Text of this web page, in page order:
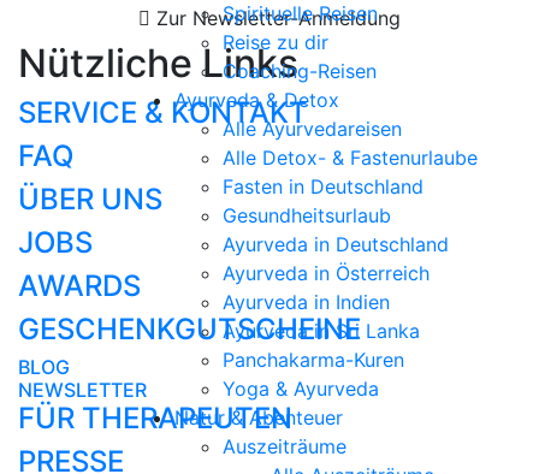
Spirituelle Reisen
Reise zu dir
Coaching-Reisen
Ayurveda & Detox
Alle Ayurvedareisen
Alle Detox- & Fastenurlaube
Fasten in Deutschland
Gesundheitsurlaub
Ayurveda in Deutschland
Ayurveda in Österreich
Ayurveda in Indien
Ayurveda in Sri Lanka
Panchakarma-Kuren
Yoga & Ayurveda
Natur & Abenteuer
Auszeiträume
Zur Newsletter-Anmeldung
Nützliche Links
SERVICE & KONTAKT
FAQ
ÜBER UNS
JOBS
AWARDS
GESCHENKGUTSCHEINE
BLOG
NEWSLETTER
FÜR THERAPEUTEN
PRESSE